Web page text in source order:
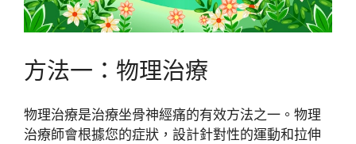
方法一：物理治療
物理治療是治療坐骨神經痛的有效方法之一。物理
治療師會根據您的症狀，設計針對性的運動和拉伸